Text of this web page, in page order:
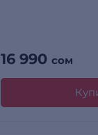
16 990сом